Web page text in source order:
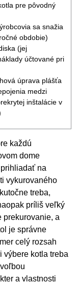
pre pôvodný
sa snažia
obdobie)
(jej
účtované pri
úprava plášťa
medzi
inštalácie v
každú
dome
na
vykurovaného
treba,
príliš veľký
prekurovanie, a
je správne
celý rozsah
výbere kotla treba
a vlastnosti